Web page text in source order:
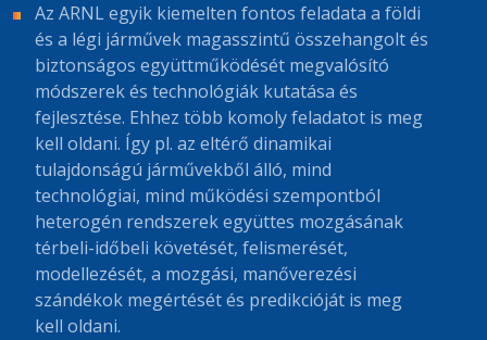
Az ARNL egyik kiemelten fontos feladata a földi
és a légi járművek magasszintű összehangolt és
biztonságos együttműködését megvalósító
módszerek és technológiák kutatása és
fejlesztése. Ehhez több komoly feladatot is meg
kell oldani. Így pl. az eltérő dinamikai
tulajdonságú járművekből álló, mind
technológiai, mind működési szempontból
heterogén rendszerek együttes mozgásának
térbeli-időbeli követését, felismerését,
modellezését, a mozgási, manőverezési
szándékok megértését és predikcióját is meg
kell oldani.